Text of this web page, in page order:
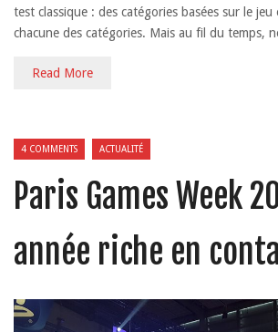
test classique : des catégories basées sur le
chacune des catégories. Mais au fil du temps,
Read More
4 COMMENTS ACTUALITÉ
Paris Games Week
année riche en